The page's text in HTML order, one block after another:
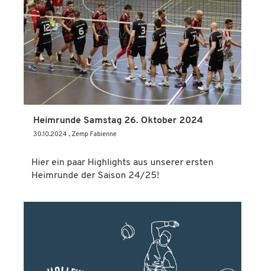
Heimrunde Samstag 26. Oktober 2024
30.10.2024 , Zemp Fabienne
Hier ein paar Highlights aus unserer ersten
Heimrunde der Saison 24/25!